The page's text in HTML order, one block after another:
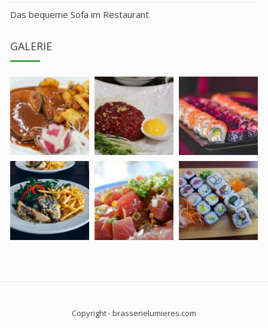
Das bequeme Sofa im Restaurant
GALERIE